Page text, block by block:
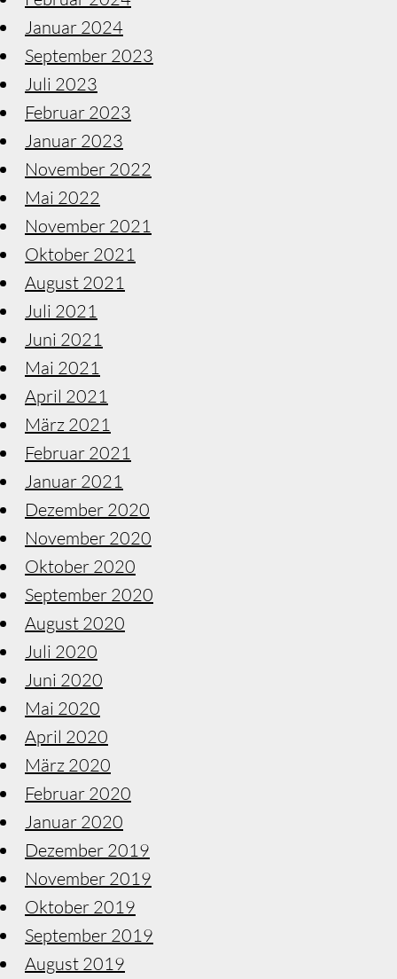
Januar 2024
September 2023
Juli 2023
Februar 2023
Januar 2023
November 2022
Mai 2022
November 2021
Oktober 2021
August 2021
Juli 2021
Juni 2021
Mai 2021
April 2021
März 2021
Februar 2021
Januar 2021
Dezember 2020
November 2020
Oktober 2020
September 2020
August 2020
Juli 2020
Juni 2020
Mai 2020
April 2020
März 2020
Februar 2020
Januar 2020
Dezember 2019
November 2019
Oktober 2019
September 2019
August 2019